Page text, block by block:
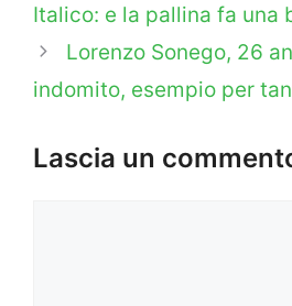
Italico: e la pallina fa una
Lorenzo Sonego, 26
indomito, esempio per
Lascia un